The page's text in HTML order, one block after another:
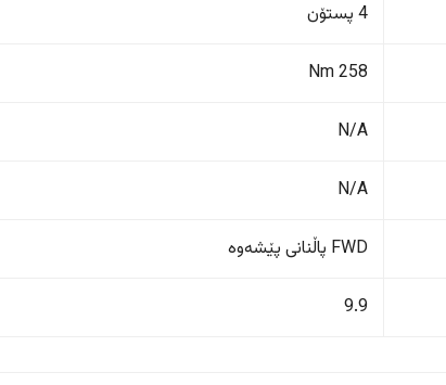
4 پستۆن
258 Nm
N/A
N/A
FWD پاڵنانی پێشەوە
9.9